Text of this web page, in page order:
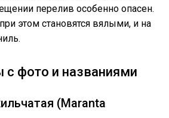
перелив особенно опасен.
этом становятся вялыми, и на
фото и названиями
(Maranta